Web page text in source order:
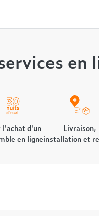
en
l'achat d'un
en ligne
Livraison,
installation et